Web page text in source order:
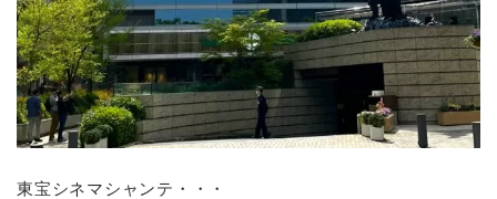
東宝シネマシャンテ・・・